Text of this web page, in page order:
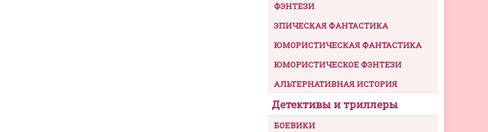
ФЭНТЕЗИ
ЭПИЧЕСКАЯ ФАНТАСТИКА
ЮМОРИСТИЧЕСКАЯ ФАНТАСТИКА
ЮМОРИСТИЧЕСКОЕ ФЭНТЕЗИ
АЛЬТЕРНАТИВНАЯ ИСТОРИЯ
Детективы и триллеры
БОЕВИКИ